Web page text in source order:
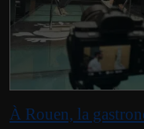
À Rouen, la